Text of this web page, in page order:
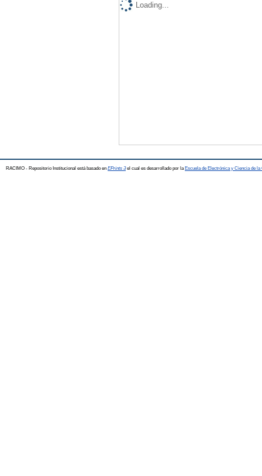
Loading...
RACIMO - Repositorio Institucional está basado en EPrints 3el cual es desarrollado por la Escuela de Electrónica y Ciencia de la